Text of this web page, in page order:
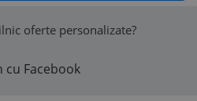
oferte personalizate?
cu Facebook